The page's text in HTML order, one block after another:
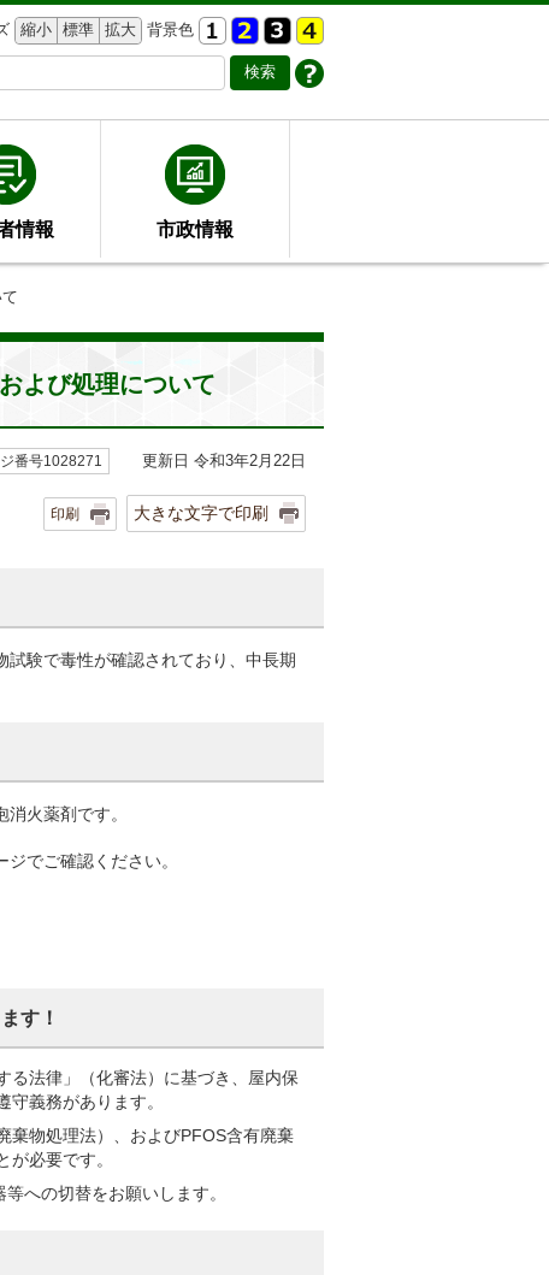
縮小 標準 拡大 背景色
情報 市政情報
よび処理について
番号1028271 更新日 令和3年2月22日
印刷 大きな文字で印刷
験で毒性が確認されており、中長期
火薬剤です。
でご確認ください。
す！
る法律」（化審法）に基づき、屋内保
義務があります。
棄物処理法）、およびPFOS含有廃棄
必要です。
への切替をお願いします。